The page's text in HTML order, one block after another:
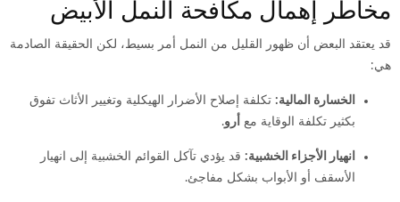
مخاطر إهمال مكافحة النمل الأبيض
قد يعتقد البعض أن ظهور القليل من النمل أمر بسيط، لكن الحقيقة الصادمة
هي:
الخسارة المالية: تكلفة إصلاح الأضرار الهيكلية وتغيير الأثاث تفوق
بكثير تكلفة الوقاية مع
أرو.
انهيار الأجزاء الخشبية: قد يؤدي تآكل القوائم الخشبية إلى انهيار
الأسقف أو الأبواب بشكل مفاجئ.